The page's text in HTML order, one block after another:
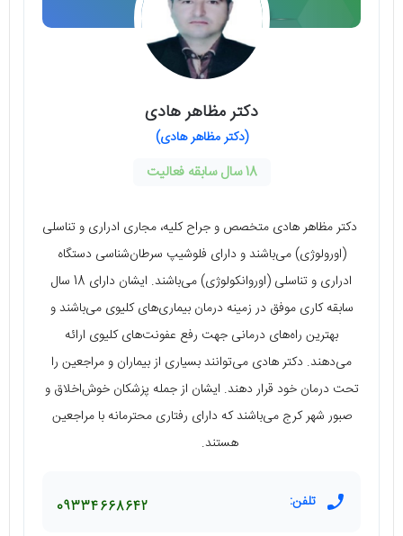
دکتر مظاهر هادی
(دکتر مظاهر هادی)
18 سال سابقه فعالیت
دکتر مظاهر هادی متخصص و جراح کلیه، مجاری ادراری و تناسلی
(اورولوژی) می‌باشند و دارای فلوشیپ سرطان‌شناسی دستگاه
ادراری و تناسلی (اوروانکولوژی) می‌باشند. ایشان دارای 18 سال
سابقه کاری موفق در زمینه درمان بیماری‌های کلیوی می‌باشند و
بهترین راه‌های درمانی جهت رفع عفونت‌های کلیوی ارائه
می‌دهند. دکتر هادی می‌توانند بسیاری از بیماران و مراجعین را
تحت درمان خود قرار دهند. ایشان از جمله پزشکان خوش‌اخلاق و
صبور شهر کرج می‌باشند که دارای رفتاری محترمانه با مراجعین
هستند.
تلفن: 09334668642